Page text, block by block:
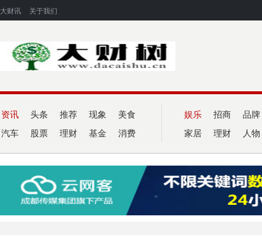
大财讯 关于我们
资讯 头条 推荐 现象 美食
汽车 股票 理财 基金 消费
娱乐 招商 品牌
家居 理财 人物